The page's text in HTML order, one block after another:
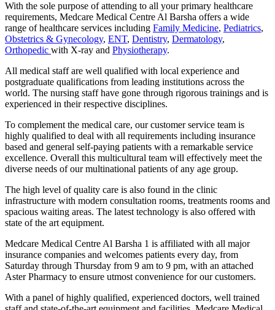
With the sole purpose of attending to all your primary healthcare
requirements, Medcare Medical Centre Al Barsha offers a wide
range of healthcare services including Family Medicine, Pediatrics,
Obstetrics & Gynecology, ENT, Dentistry, Dermatology,
Orthopedic with X-ray and Physiotherapy.
All medical staff are well qualified with local experience and
postgraduate qualifications from leading institutions across the
world. The nursing staff have gone through rigorous trainings and is
experienced in their respective disciplines.
To complement the medical care, our customer service team is
highly qualified to deal with all requirements including insurance
based and general self-paying patients with a remarkable service
excellence. Overall this multicultural team will effectively meet the
diverse needs of our multinational patients of any age group.
The high level of quality care is also found in the clinic
infrastructure with modern consultation rooms, treatments rooms and
spacious waiting areas. The latest technology is also offered with
state of the art equipment.
Medcare Medical Centre Al Barsha 1 is affiliated with all major
insurance companies and welcomes patients every day, from
Saturday through Thursday from 9 am to 9 pm, with an attached
Aster Pharmacy to ensure utmost convenience for our customers.
With a panel of highly qualified, experienced doctors, well trained